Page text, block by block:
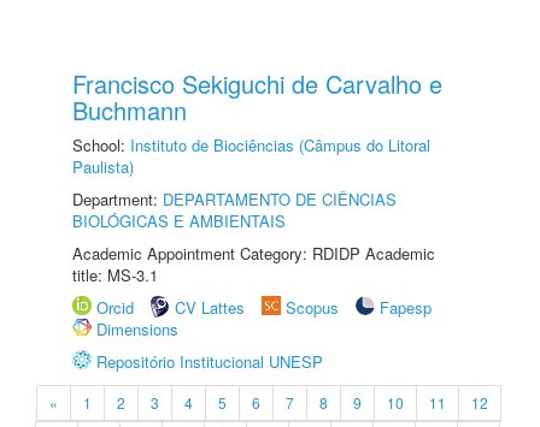
Francisco Sekiguchi de Carvalho e
Buchmann
School: Instituto de Biociências (Câmpus do Litoral
Paulista)
Department: DEPARTAMENTO DE CIÊNCIAS
BIOLÓGICAS E AMBIENTAIS
Academic Appointment Category: RDIDP Academic
title: MS-3.1
Orcid
CV Lattes Scopus
Fapesp
Dimensions
Repositório Institucional UNESP
« 1 2 3 4 5 6 7 8 9 10 11
12